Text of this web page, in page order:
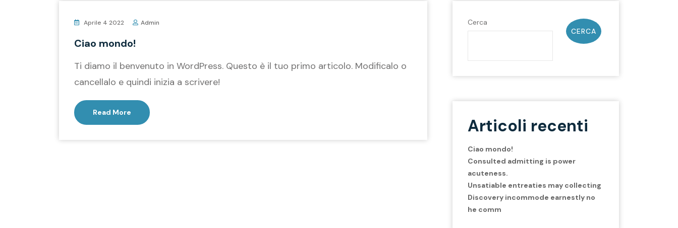
Aprile 4 2022 Admin
Ciao mondo!
Ti diamo il benvenuto in WordPress. Questo è il tuo primo articolo. Modificalo o
cancellalo e quindi inizia a scrivere!
Read More
Cerca
CERCA
Articoli recenti
Ciao mondo!
Consulted admitting is power
acuteness.
Unsatiable entreaties may collecting
Discovery incommode earnestly no
he comm